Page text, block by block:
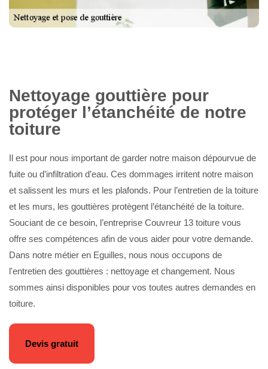
Nettoyage gouttière pour
protéger l’étanchéité de notre
toiture
Il est pour nous important de garder notre maison dépourvue de
fuite ou d’infiltration d’eau. Ces dommages irritent notre maison
et salissent les murs et les plafonds. Pour l’entretien de la toiture
et les murs, les gouttières protègent l’étanchéité de la toiture.
Souciant de ce besoin, l’entreprise Couvreur 13 toiture vous
offre ses compétences afin de vous aider pour votre demande.
Dans notre métier en Eguilles, nous nous occupons de
l'entretien des gouttières : nettoyage et changement. Nous
sommes ainsi disponibles pour vos toutes autres demandes en
toiture.
Devis gratuit